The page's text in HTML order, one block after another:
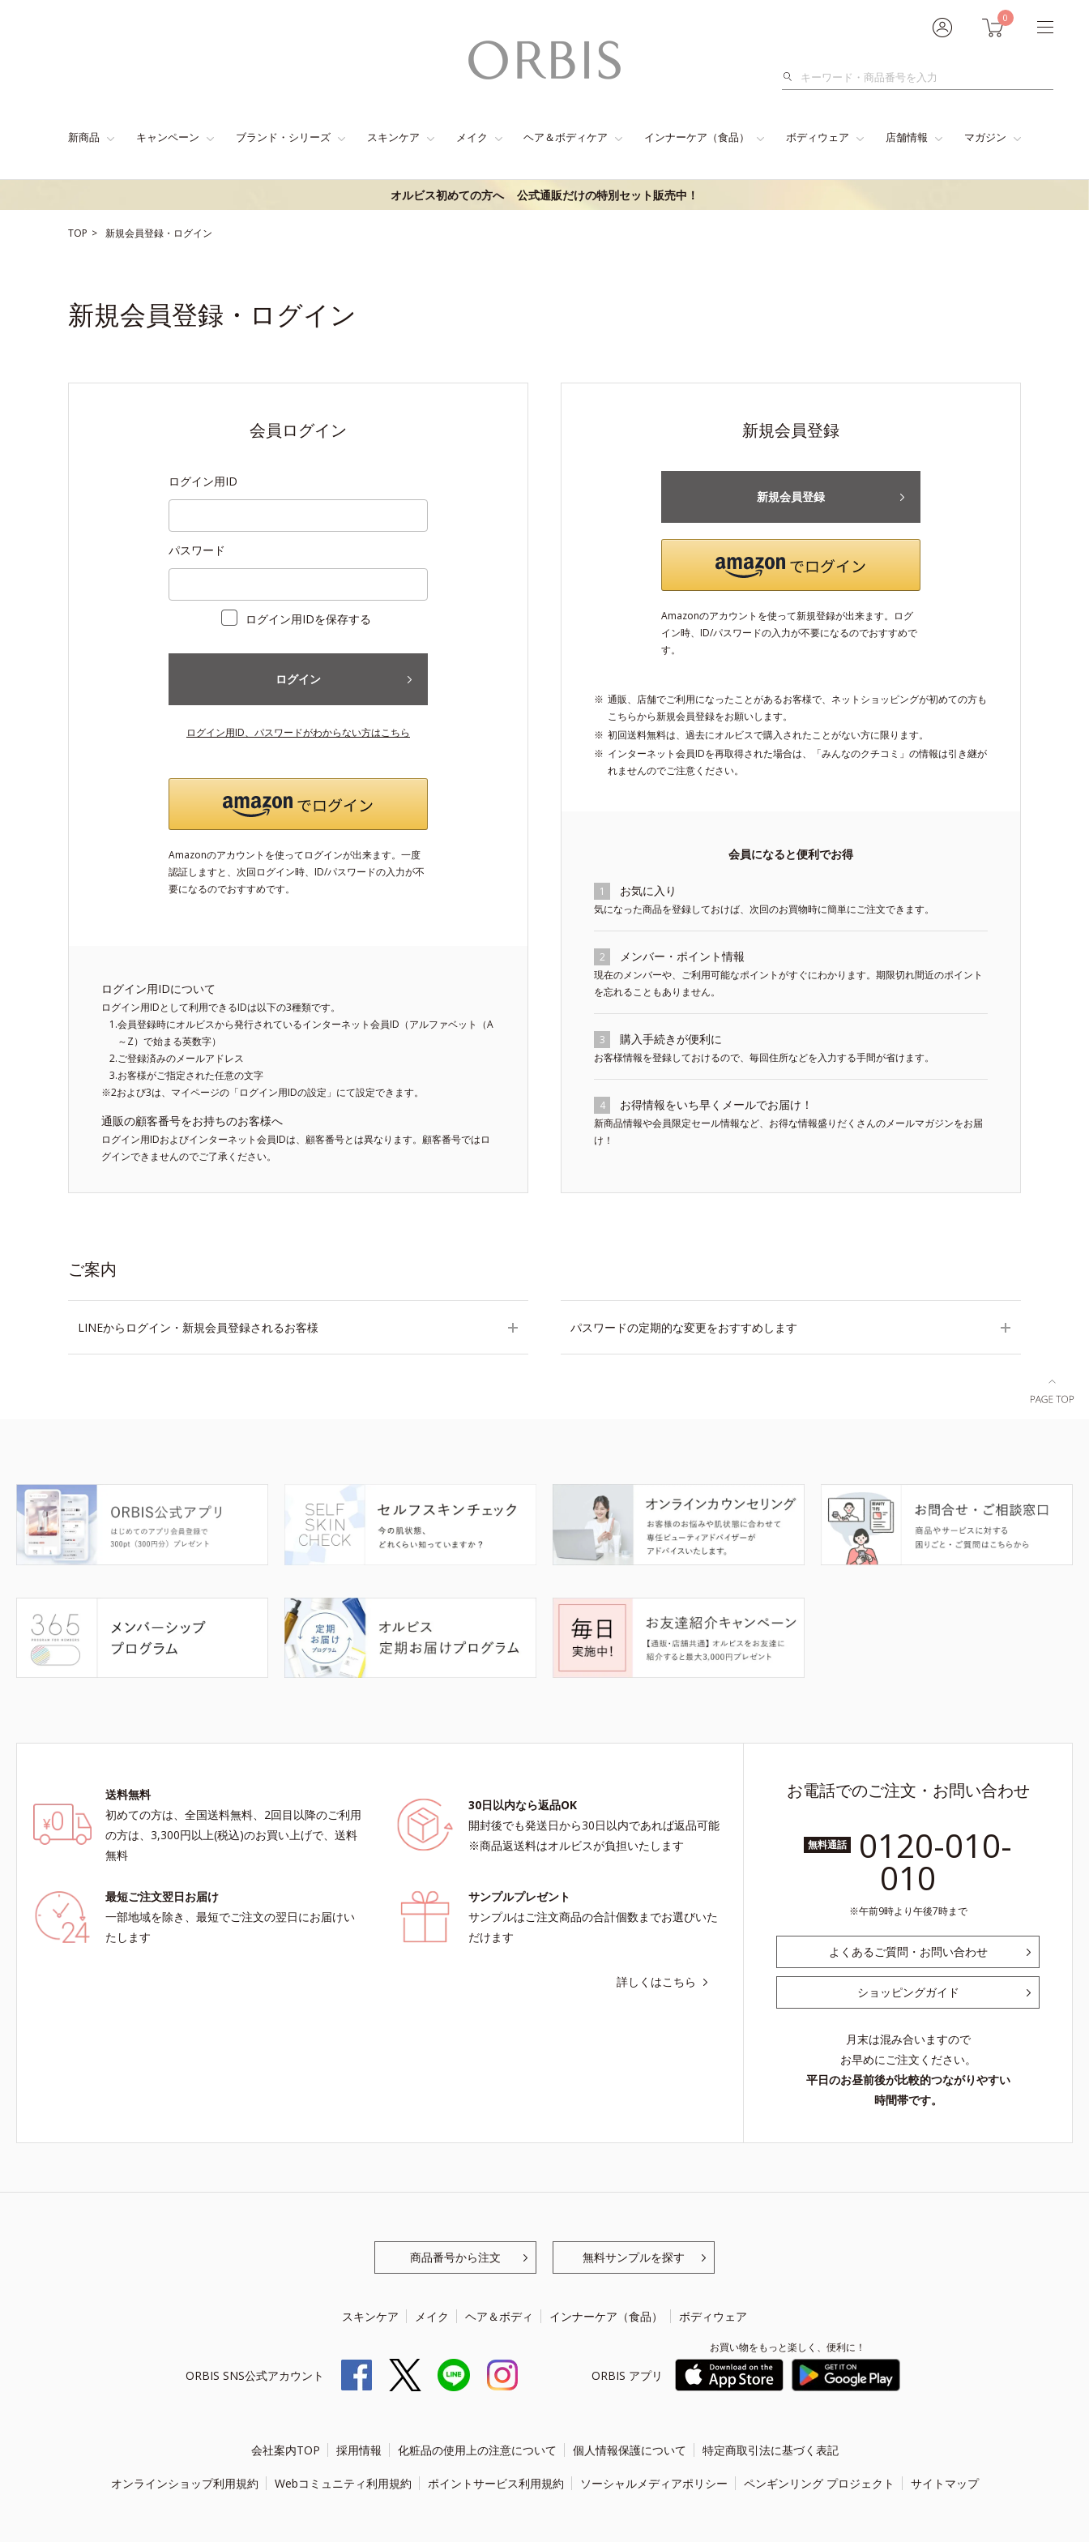
0
検
新商品 キャンペーン ブランド・シリーズ スキンケア メイク ヘア＆ボディケア インナーケア（食品） ボディウェア 店舗情報 マガジン
オルビス初めての方へ 公式通販だけの特別セット販売中！
TOP 新規会員登録・ログイン
新規会員登録・ログイン
会員ログイン
ログイン用ID
パスワード
ログイン用IDを保存する
ログイン
ログイン用ID、パスワードがわからない方はこちら
Amazonのアカウントを使ってログインが出来ます。一度
認証しますと、次回ログイン時、ID/パスワードの入力が不
要になるのでおすすめです。
ログイン用IDについて
ログイン用IDとして利用できるIDは以下の3種類です。
会員登録時にオルビスから発行されているインターネット会員ID（アルファベット（A
～Z）で始まる英数字）
ご登録済みのメールアドレス
お客様がご指定された任意の文字
※2および3は、マイページの「ログイン用IDの設定」にて設定できます。
通販の顧客番号をお持ちのお客様へ
ログイン用IDおよびインターネット会員IDは、顧客番号とは異なります。顧客番号ではロ
グインできませんのでご了承ください。
新規会員登録
新規会員登録
Amazonのアカウントを使って新規登録が出来ます。ログ
イン時、ID/パスワードの入力が不要になるのでおすすめで
す。
通販、店舗でご利用になったことがあるお客様で、ネットショッピングが初めての方も
こちらから新規会員登録をお願いします。
初回送料無料は、過去にオルビスで購入されたことがない方に限ります。
インターネット会員IDを再取得された場合は、「みんなのクチコミ」の情報は引き継が
れませんのでご注意ください。
会員になると便利でお得
1 お気に入り
気になった商品を登録しておけば、次回のお買物時に簡単にご注文できます。
2 メンバー・ポイント情報
現在のメンバーや、ご利用可能なポイントがすぐにわかります。期限切れ間近のポイント
を忘れることもありません。
3 購入手続きが便利に
お客様情報を登録しておけるので、毎回住所などを入力する手間が省けます。
4 お得情報をいち早くメールでお届け！
新商品情報や会員限定セール情報など、お得な情報盛りだくさんのメールマガジンをお届
け！
ご案内
LINEからログイン・新規会員登録されるお客様 パスワードの定期的な変更をおすすめします
送料無料
初めての方は、全国送料無料、2回目以降のご利用
の方は、3,300円以上(税込)のお買い上げで、送料
無料
30日以内なら返品OK
開封後でも発送日から30日以内であれば返品可能
※商品返送料はオルビスが負担いたします
最短ご注文翌日お届け
一部地域を除き、最短でご注文の翌日にお届けい
たします
サンプルプレゼント
サンプルはご注文商品の合計個数までお選びいた
だけます
詳しくはこちら
お電話でのご注文・お問い合わせ
無料通話 0120-010-
010
午前9時より午後7時まで
よくあるご質問・お問い合わせ
ショッピングガイド
月末は混み合いますので
お早めにご注文ください。
平日のお昼前後が比較的つながりやすい
時間帯です。
商品番号から注文 無料サンプルを探す
スキンケア メイク ヘア＆ボディ インナーケア（食品） ボディウェア
ORBIS SNS公式アカウント ORBIS アプリ
お買い物をもっと楽しく、便利に！
会社案内TOP 採用情報 化粧品の使用上の注意について 個人情報保護について 特定商取引法に基づく表記
オンラインショップ利用規約 Webコミュニティ利用規約 ポイントサービス利用規約 ソーシャルメディアポリシー ペンギンリング プロジェクト サイトマップ